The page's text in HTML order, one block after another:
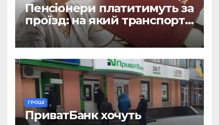
Пенсіонери платитимуть за
проїзд: на який транспорт
не діятиме пільга
ГРОШІ
ПриватБанк хочуть